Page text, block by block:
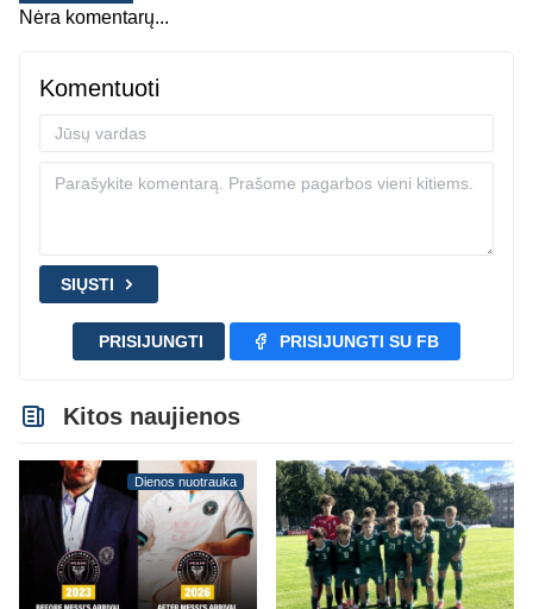
Nėra komentarų...
Komentuoti
SIŲSTI
PRISIJUNGTI PRISIJUNGTI SU FB
Kitos naujienos
Dienos nuotrauka